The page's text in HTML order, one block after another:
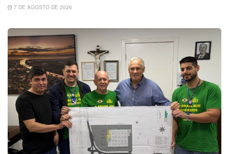
7 DE AGOSTO DE 2026